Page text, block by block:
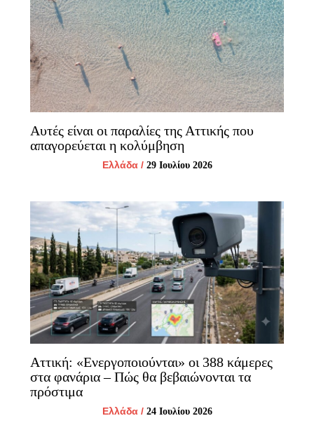
Αυτές είναι οι παραλίες της Αττικής που
απαγορεύεται η κολύμβηση
Ελλάδα/ 29 Ιουλίου 2026
Αττική: «Ενεργοποιούνται» οι 388 κάμερες
στα φανάρια – Πώς θα βεβαιώνονται τα
πρόστιμα
Ελλάδα/ 24 Ιουλίου 2026